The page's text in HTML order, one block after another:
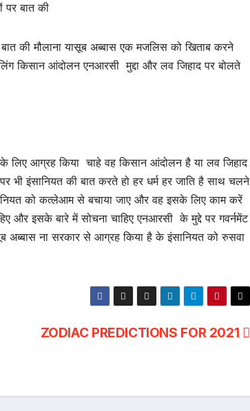
पर बात की
बात की मौलाना यासूब अब्बास एक मजलिस को खिताब करने
किसान आंदोलन एनआरसी मुद्दा और लव जिहाद पर बोलते
लिए आग्रह किया चाहे वह किसान आंदोलन है या लव जिहाद
भी इंसानियत की बात करते हो हर धर्म हर जाति है साथ चलने
को कत्लेआम से बचाया जाए और वह इसके लिए काम करें
और इसके बारे में सोचना चाहिए एनआरसी के मुद्दे पर गवर्नमेंट
अब्बास ना सरकार से आग्रह किया है के इंसानियत को रुसवा
ZODIAC PREDICTIONS FOR 2021